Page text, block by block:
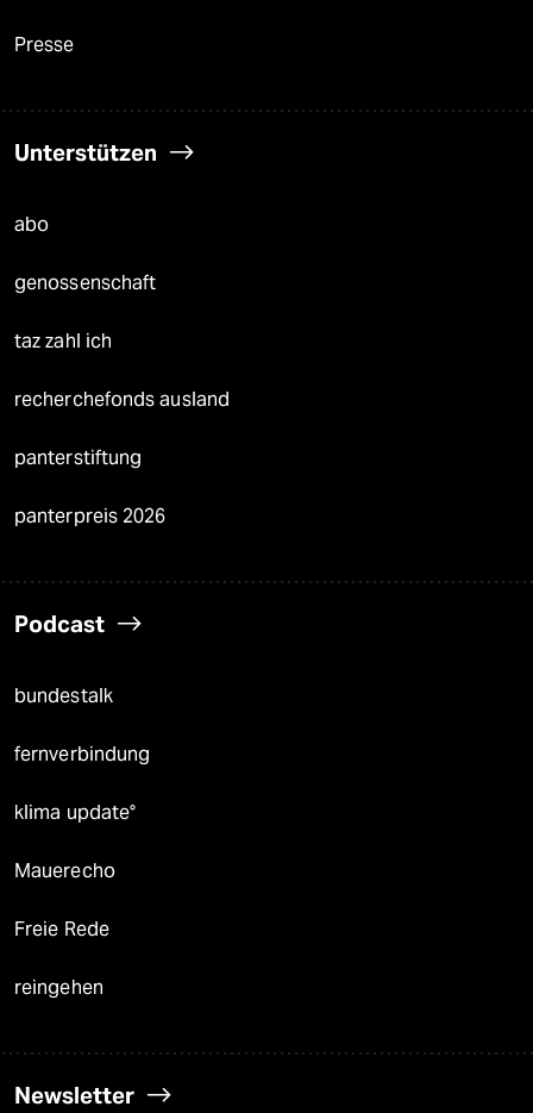
Presse
Unterstützen
abo
genossenschaft
taz zahl ich
recherchefonds ausland
panterstiftung
panterpreis 2026
Podcast
bundestalk
fernverbindung
klima update°
Mauerecho
Freie Rede
reingehen
Newsletter